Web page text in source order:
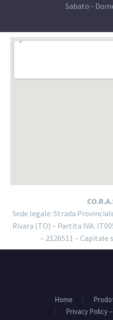
Sabato -
Sede legale: Strada
Rivara (TO) – Partita IVA:
– 2126511 – Capitale
Home
Privacy Policy